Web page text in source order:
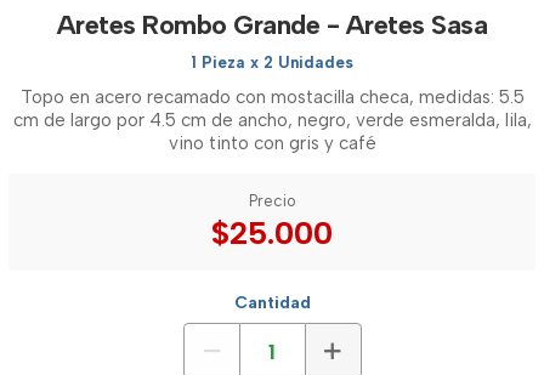
Aretes Rombo Grande - Aretes Sasa
1 Pieza x 2 Unidades
Topo en acero recamado con mostacilla checa, medidas: 5.5
cm de largo por 4.5 cm de ancho, negro, verde esmeralda, lila,
vino tinto con gris y café
Precio
$25.000
Cantidad